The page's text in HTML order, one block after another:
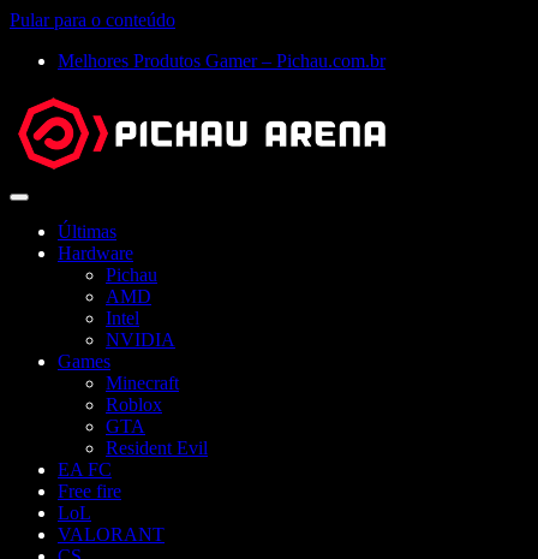
Pular para o conteúdo
Melhores Produtos Gamer – Pichau.com.br
Abrir
Últimas
Hardware
Pichau
AMD
Intel
NVIDIA
Games
Minecraft
Roblox
GTA
Resident Evil
EA FC
Free fire
LoL
VALORANT